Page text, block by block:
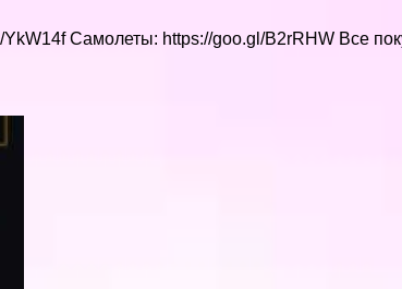
Самолеты: https://goo.gl/B2rRHW Все